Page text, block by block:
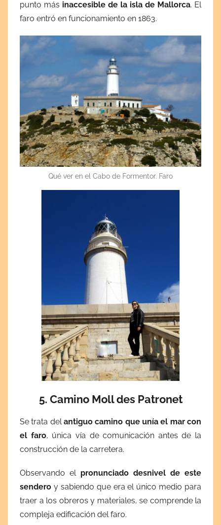
punto más inaccesible de la isla de Mallorca. El
faro entró en funcionamiento en 1863.
Qué ver en el Cabo de Formentor. Faro
5. Camino Moll des Patronet
Se trata delantiguo camino que unía el mar con
el faro, única vía de comunicación antes de la
construcción de la carretera.
Observando el pronunciado desnivel de este
sendero y sabiendo que era el único medio para
traer a los obreros y materiales, se comprende la
compleja edificación del faro.